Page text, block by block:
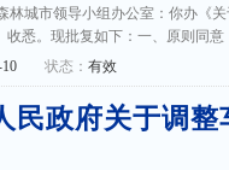
林城市领导小组办公室：你办《
收悉。现批复如下：一、原则同
状态：有效
民政府关于调